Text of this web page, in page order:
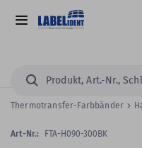
Hauptinhalt
springen
Alle
Suchen...
Thermotransfer-Farbbänder
Art-Nr.: FTA-H090-300BK